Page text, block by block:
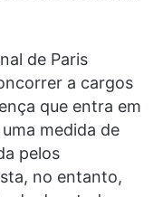
de Paris
a cargos
que entra em
medida de
pelos
no entanto,